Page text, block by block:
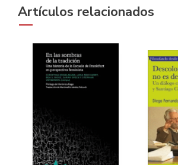
Artículos relacionados